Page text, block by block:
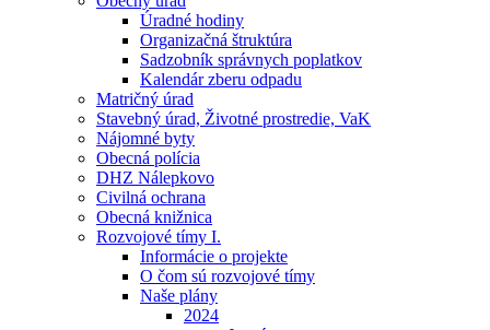
Úradné hodiny
Organizačná štruktúra
Sadzobník správnych poplatkov
Kalendár zberu odpadu
Matričný úrad
Stavebný úrad, Životné prostredie, VaK
Nájomné byty
Obecná polícia
DHZ Nálepkovo
Civilná ochrana
Obecná knižnica
Rozvojové tímy I.
Informácie o projekte
O čom sú rozvojové tímy
Naše plány
2024